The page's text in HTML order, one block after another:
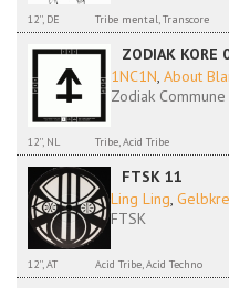
12'', DE Tribe mental, Transcore
ZODIAK KORE
1NC1N, About
Zodiak Commune
12'', NL Tribe, Acid Tribe
FTSK 11
Ling Ling,
FTSK
12'', AT Acid Tribe, Acid Techno